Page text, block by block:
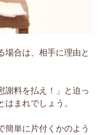
場合は、相手に理由と
謝料を払え！」と迫っ
まれでしょう。
簡単に片付くかのよう